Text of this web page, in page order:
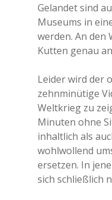
fragte, bei
Frage
Gelandet sind
Museums in
werden. An den
Kutten genau
Leider wird der
zehnminütige
Weltkrieg zu
Minuten ohne
inhaltlich als
wohlwollend
ersetzen. In
sich schließlich